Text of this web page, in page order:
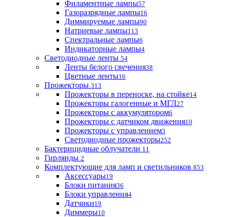
Филаментные лампы57
Газоразрядные лампы16
Диммируемые лампы90
Натриевые лампы113
Спектральные лампы6
Индикаторные лампы4
Светодиодные ленты 54
Ленты белого свечения38
Цветные ленты16
Прожекторы 313
Прожекторы в переноске, на стойке14
Прожекторы галогенные и МГЛ27
Прожекторы с аккумулятором6
Прожекторы с датчиком движения10
Прожекторы с управлением3
Светодиодные прожекторы252
Бактерицидные облучатели 11
Гирлянды 2
Комплектующие для ламп и светильников 853
Аксессуары19
Блоки питания36
Блоки управления4
Датчики19
Диммеры10